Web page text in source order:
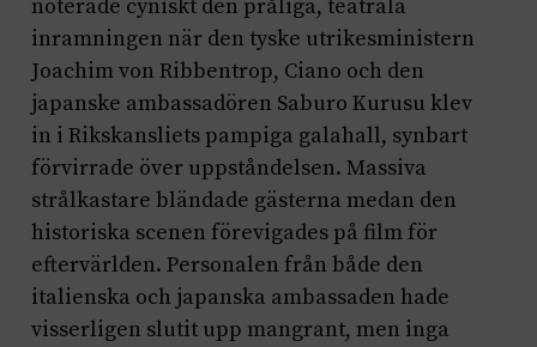
noterade cyniskt den pråliga, teatrala
inramningen när den tyske utrikesministern
Joachim von Ribbentrop, Ciano och den
japanske ambassadören Saburo Kurusu klev
in i Rikskansliets pampiga galahall, synbart
förvirrade över uppståndelsen. Massiva
strålkastare bländade gästerna medan den
historiska scenen förevigades på film för
eftervärlden. Personalen från både den
italienska och japanska ambassaden hade
visserligen slutit upp mangrant, men inga